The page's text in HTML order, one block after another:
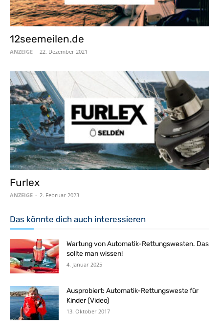
12seemeilen.de
ANZEIGE - 22. Dezember 2021
Furlex
ANZEIGE - 2. Februar 2023
Das könnte dich auch interessieren
Wartung von Automatik-Rettungswesten. Das
sollte man wissen!
4. Januar 2025
Ausprobiert: Automatik-Rettungsweste für
Kinder (Video)
13. Oktober 2017